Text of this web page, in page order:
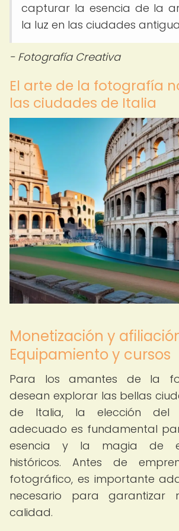
capturar la esencia de la
la luz en las ciudades
- Fotografía Creativa
El arte de la fotografía
las ciudades de Italia
Monetización y
Equipamiento y cursos
Para los amantes de la
desean explorar las bellas
de Italia, la elección del
adecuado es fundamental
esencia y la magia de
históricos. Antes de
fotográfico, es importante
necesario para garantizar
calidad.